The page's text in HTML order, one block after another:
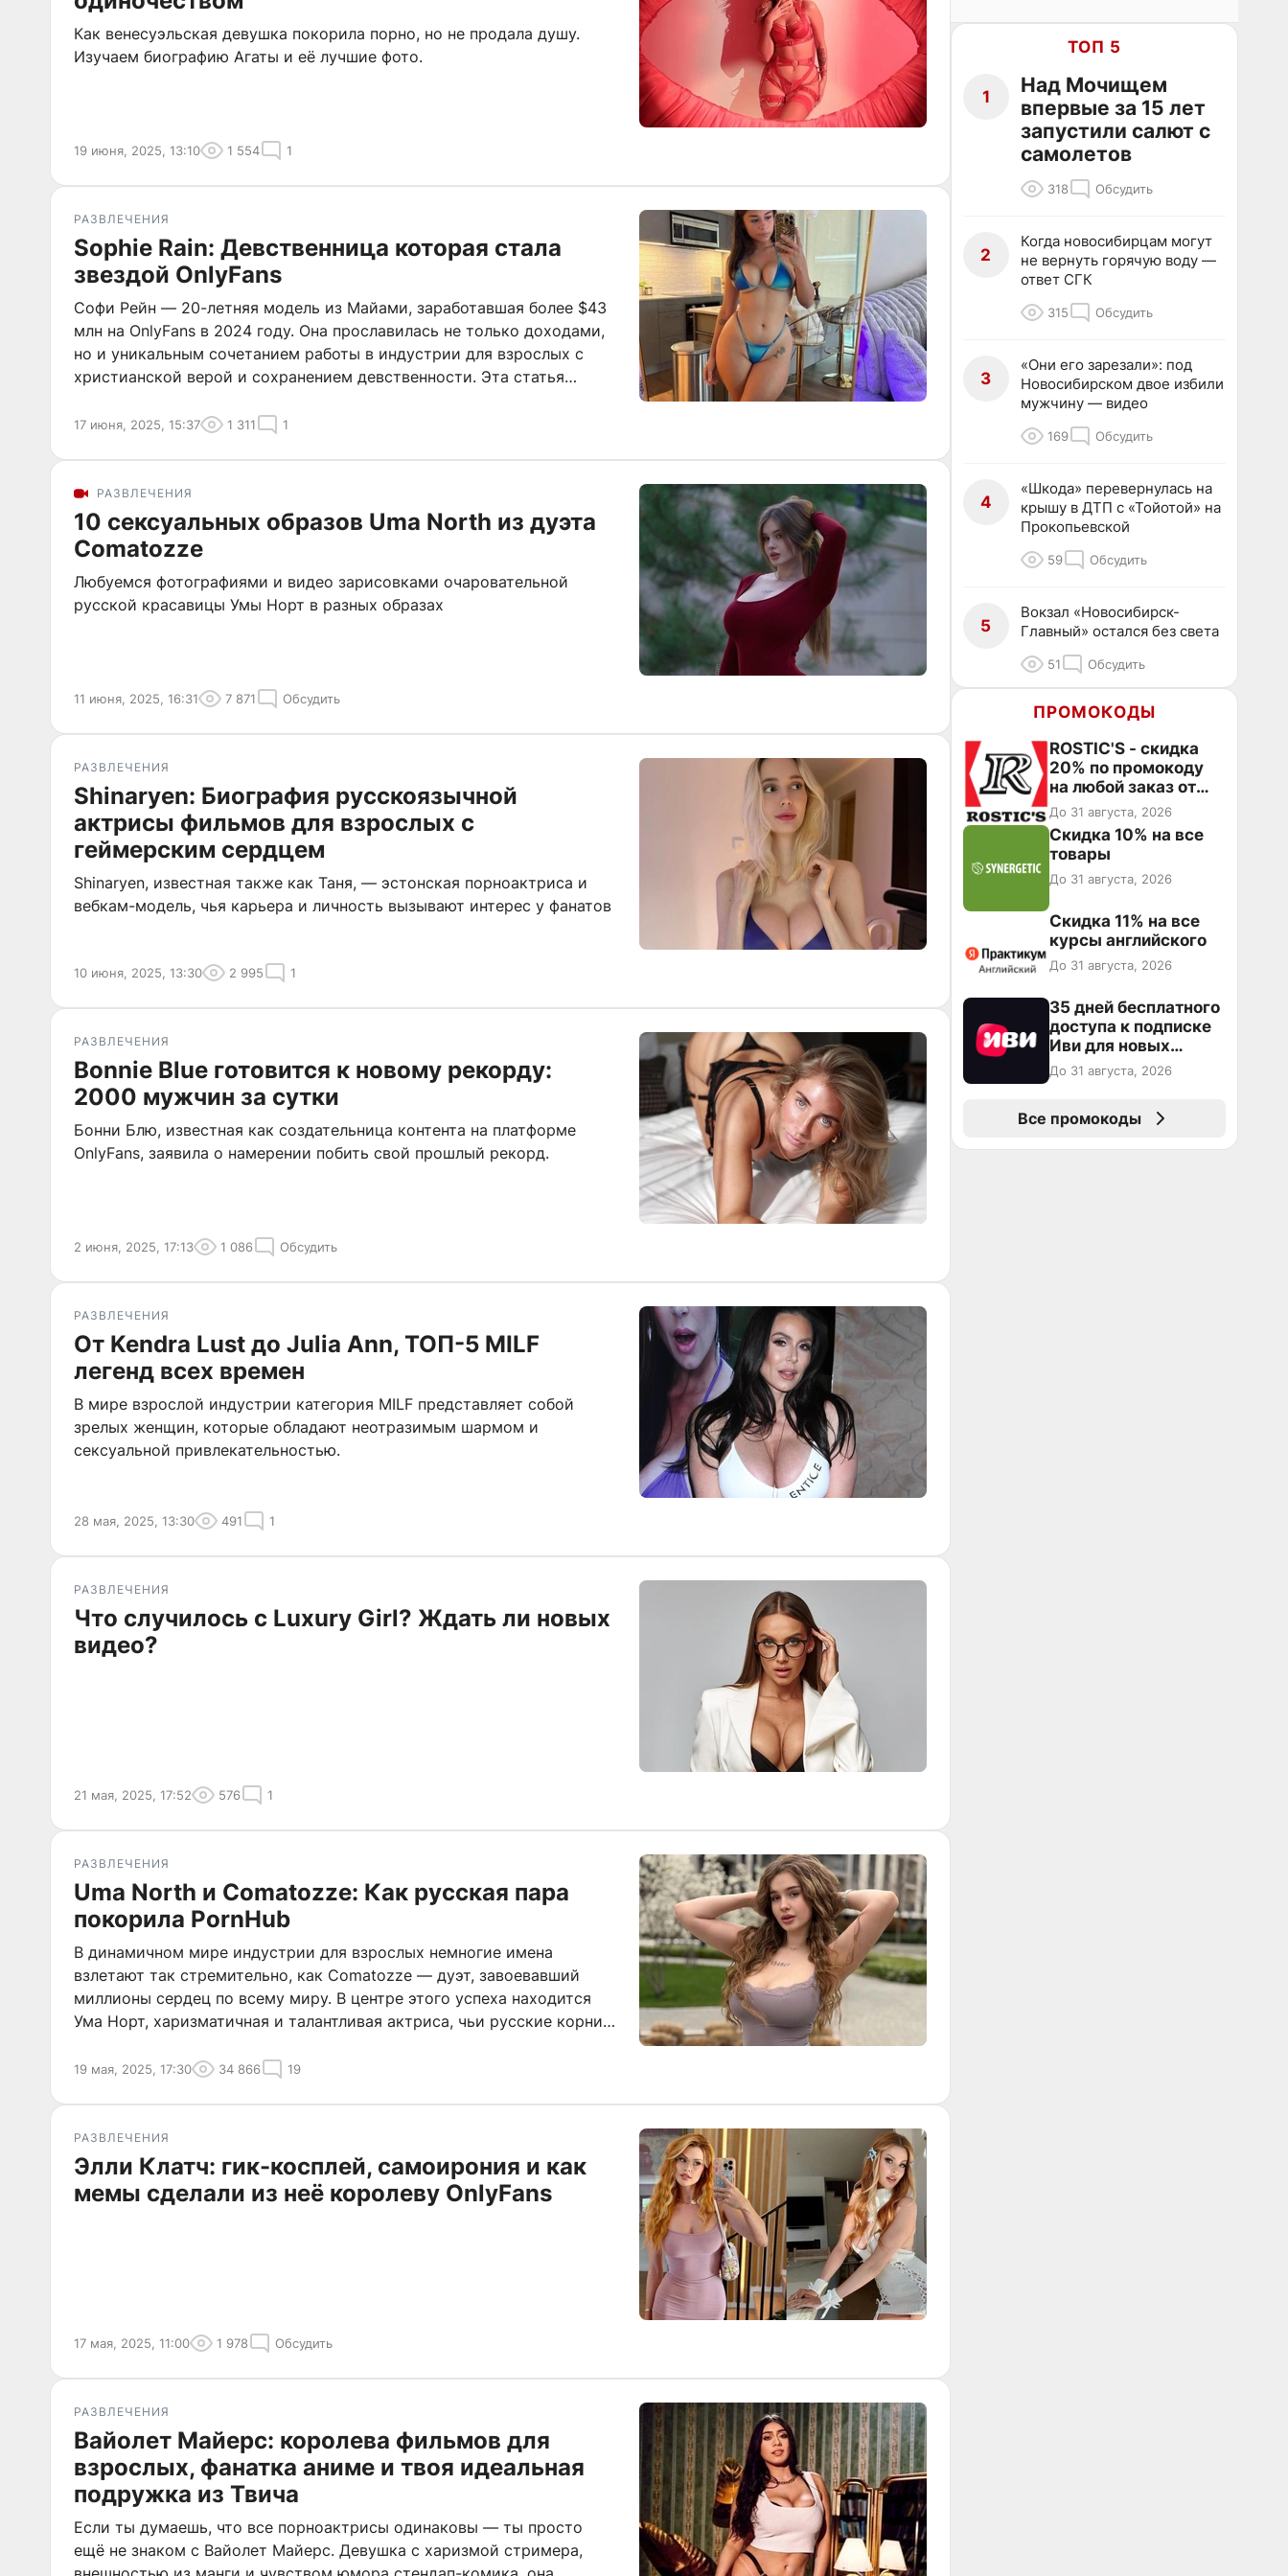
Как венесуэльская девушка покорила порно, но не продала душу.
Изучаем биографию Агаты и её лучшие фото.
19 июня, 2025, 13:10 1 554 1
РАЗВЛЕЧЕНИЯ
Sophie Rain: Девственница которая стала
звездой OnlyFans
Софи Рейн — 20-летняя модель из Майами, заработавшая более $43
млн на OnlyFans в 2024 году. Она прославилась не только доходами,
но и уникальным сочетанием работы в индустрии для взрослых с
христианской верой и сохранением девственности. Эта статья
17 июня, 2025, 15:37 1 311 1
РАЗВЛЕЧЕНИЯ
10 сексуальных образов Uma North из дуэта
Comatozze
Любуемся фотографиями и видео зарисовками очаровательной
русской красавицы Умы Норт в разных образах
11 июня, 2025, 16:31 7 871 Обсудить
РАЗВЛЕЧЕНИЯ
Shinaryen: Биография русскоязычной
актрисы фильмов для взрослых с
геймерским сердцем
Shinaryen, известная также как Таня, — эстонская порноактриса и
вебкам-модель, чья карьера и личность вызывают интерес у фанатов
10 июня, 2025, 13:30 2 995 1
РАЗВЛЕЧЕНИЯ
Bonnie Blue готовится к новому рекорду:
2000 мужчин за сутки
Бонни Блю, известная как создательница контента на платформе
OnlyFans, заявила о намерении побить свой прошлый рекорд.
2 июня, 2025, 17:13 1 086 Обсудить
РАЗВЛЕЧЕНИЯ
От Kendra Lust до Julia Ann, ТОП-5 MILF
легенд всех времен
В мире взрослой индустрии категория MILF представляет собой
зрелых женщин, которые обладают неотразимым шармом и
сексуальной привлекательностью.
28 мая, 2025, 13:30 491 1
РАЗВЛЕЧЕНИЯ
Что случилось с Luxury Girl? Ждать ли новых
видео?
21 мая, 2025, 17:52 576 1
РАЗВЛЕЧЕНИЯ
Uma North и Comatozze: Как русская пара
покорила PornHub
В динамичном мире индустрии для взрослых немногие имена
взлетают так стремительно, как Comatozze — дуэт, завоевавший
миллионы сердец по всему миру. В центре этого успеха находится
Ума Норт, харизматичная и талантливая актриса, чьи русские корни
19 мая, 2025, 17:30 34 866 19
РАЗВЛЕЧЕНИЯ
Элли Клатч: гик-косплей, самоирония и как
мемы сделали из неё королеву OnlyFans
17 мая, 2025, 11:00 1 978 Обсудить
РАЗВЛЕЧЕНИЯ
Вайолет Майерс: королева фильмов для
взрослых, фанатка аниме и твоя идеальная
подружка из Твича
Если ты думаешь, что все порноактрисы одинаковы — ты просто
ещё не знаком с Вайолет Майерс. Девушка с харизмой стримера,
ТОП 5
1
Над Мочищем
впервые за 15 лет
запустили салют с
самолетов
318 Обсудить
2
Когда новосибирцам могут
не вернуть горячую воду —
ответ СГК
315 Обсудить
3
«Они его зарезали»: под
Новосибирском двое избили
мужчину — видео
169 Обсудить
4
«Шкода» перевернулась на
крышу в ДТП с «Тойотой» на
Прокопьевской
59 Обсудить
5
Вокзал «Новосибирск-
Главный» остался без света
51 Обсудить
ПРОМОКОДЫ
ROSTIC'S - скидка
20% по промокоду
на любой заказ от
3199₽!
До 31 августа, 2026
Скидка 10% на все
товары
До 31 августа, 2026
Скидка 11% на все
курсы английского
До 31 августа, 2026
35 дней бесплатного
доступа к подписке
Иви для новых
пользователей
До 31 августа, 2026
Все промокоды